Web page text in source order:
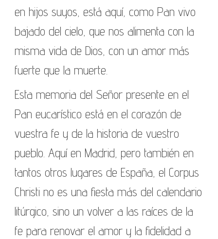
en hijos suyos, está aquí, como Pan vivo
bajado del cielo, que nos alimenta con la
misma vida de Dios, con un amor más
fuerte que la muerte.
Esta memoria del Señor presente en el
Pan eucarístico está en el corazón de
vuestra fe y de la historia de vuestro
pueblo. Aquí en Madrid, pero también en
tantos otros lugares de España, el Corpus
Christi no es una fiesta más del calendario
litúrgico, sino un volver a las raíces de la
fe para renovar el amor y la fidelidad a